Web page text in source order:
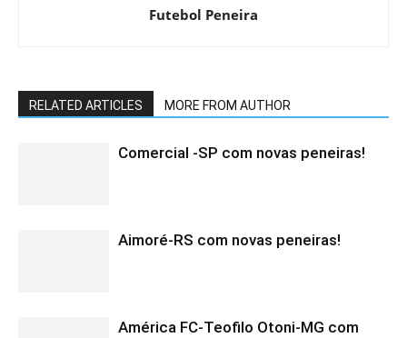
Futebol Peneira
RELATED ARTICLES MORE FROM AUTHOR
Comercial -SP com novas peneiras!
Aimoré-RS com novas peneiras!
América FC-Teofilo Otoni-MG com